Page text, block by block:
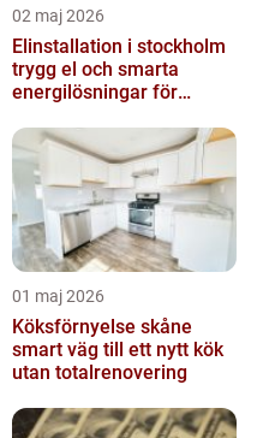
02 maj 2026
Elinstallation i stockholm
trygg el och smarta
energilösningar för
01 maj 2026
Köksförnyelse skåne
smart väg till ett nytt kök
utan totalrenovering